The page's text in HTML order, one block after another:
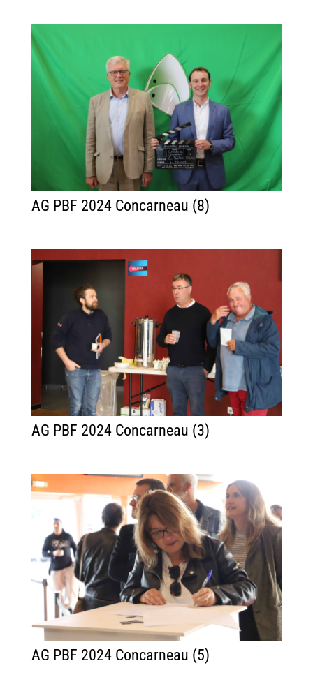
AG PBF 2024 Concarneau (8)
AG PBF 2024 Concarneau (3)
AG PBF 2024 Concarneau (5)